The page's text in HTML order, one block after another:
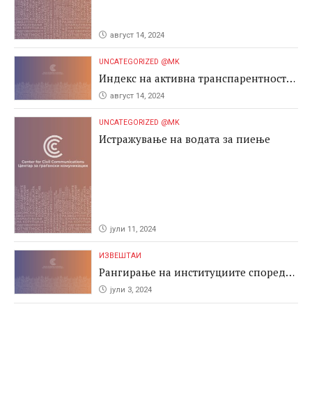
август 14, 2024
UNCATEGORIZED @MK
Индекс на активна транспарентност
2024август 14, 2024
UNCATEGORIZED @MK
Истражување на водата за пиење
јули 11, 2024
ИЗВЕШТАИ
Рангирање на институциите според
антикорупциските перформаси во
јавните набавки
јули 3, 2024